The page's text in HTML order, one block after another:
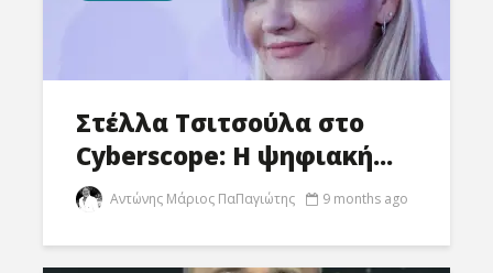
Στέλλα Τσιτσούλα στο
Cyberscope: Η ψηφιακή...
Αντώνης Μάριος ΠαΠαγιώτης 9 months ago